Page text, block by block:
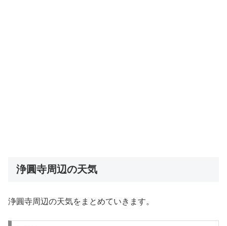
浄圓寺周辺の天気
浄圓寺周辺の天気をまとめていきます。